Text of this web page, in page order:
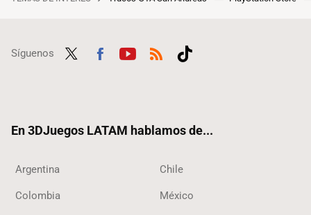
Síguenos
En 3DJuegos LATAM hablamos de...
Argentina Chile
Colombia México